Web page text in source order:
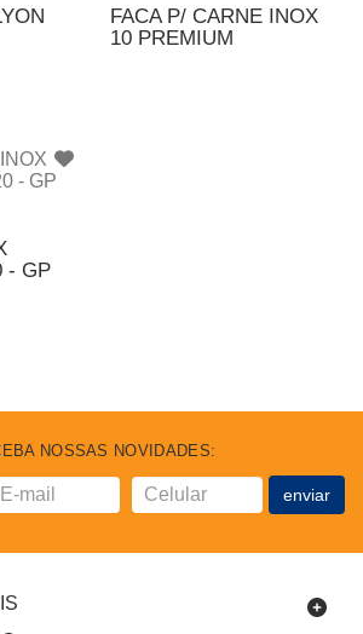
FACA P/ CARNE INOX
10 PREMIUM
- GP
NOSSAS NOVIDADES:
enviar